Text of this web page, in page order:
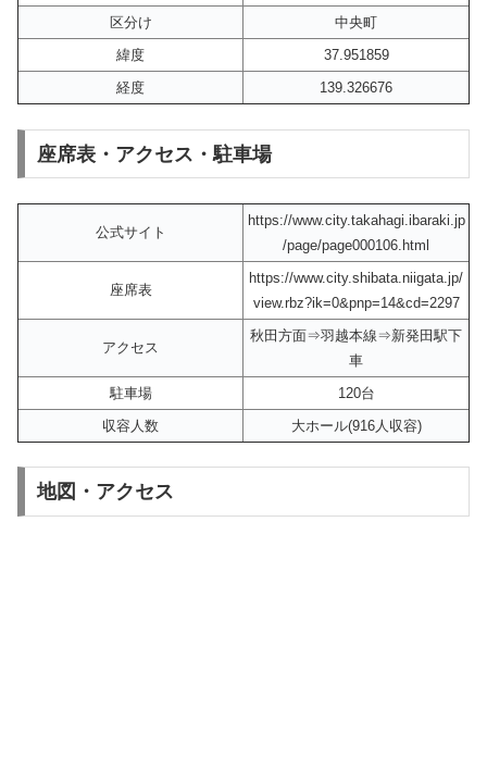
区分け
中央町
緯度
37.951859
経度
139.326676
座席表・アクセス・駐車場
公式サイト
https://www.city.takahagi.ibaraki.jp
/page/page000106.html
座席表
https://www.city.shibata.niigata.jp/
view.rbz?ik=0&pnp=14&cd=2297
アクセス
秋田方面⇒羽越本線⇒新発田駅下
車
駐車場
120台
収容人数
大ホール(916人収容)
地図・アクセス